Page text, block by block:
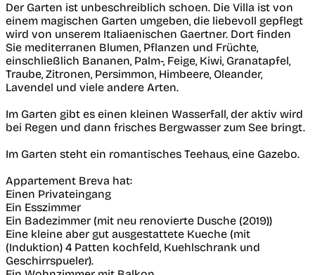
Der Garten ist unbeschreiblich schoen. Die Villa ist von
einem magischen Garten umgeben, die liebevoll gepflegt
wird von unserem Italiaenischen Gaertner. Dort finden
Sie mediterranen Blumen, Pflanzen und Früchte,
einschließlich Bananen, Palm-, Feige, Kiwi, Granatapfel,
Traube, Zitronen, Persimmon, Himbeere, Oleander,
Lavendel und viele andere Arten.
Im Garten gibt es einen kleinen Wasserfall, der aktiv wird
bei Regen und dann frisches Bergwasser zum See bringt.
Im Garten steht ein romantisches Teehaus, eine Gazebo.
Appartement Breva hat:
Einen Privateingang
Ein Esszimmer
Ein Badezimmer (mit neu renovierte Dusche (2019))
Eine kleine aber gut ausgestattete Kueche (mit
(Induktion) 4 Patten kochfeld, Kuehlschrank und
Geschirrspueler).